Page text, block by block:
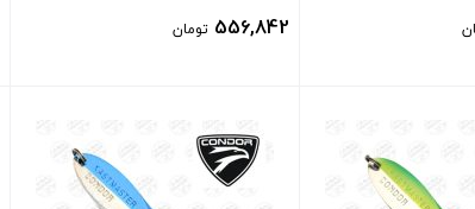
556,842 تومان